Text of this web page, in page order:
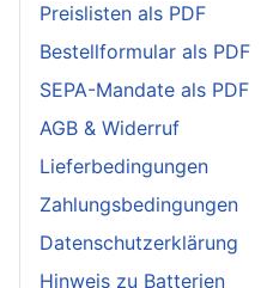
Preislisten als PDF
Bestellformular als PDF
SEPA-Mandate als PDF
AGB & Widerruf
Lieferbedingungen
Zahlungsbedingungen
Datenschutzerklärung
Hinweis zu Batterien